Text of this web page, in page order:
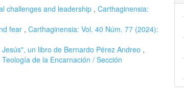
challenges and leadership , Carthaginensia:
fear , Carthaginensia: Vol. 40 Núm. 77 (2024):
un libro de Bernardo Pérez Andreo ,
de la Encarnación / Sección